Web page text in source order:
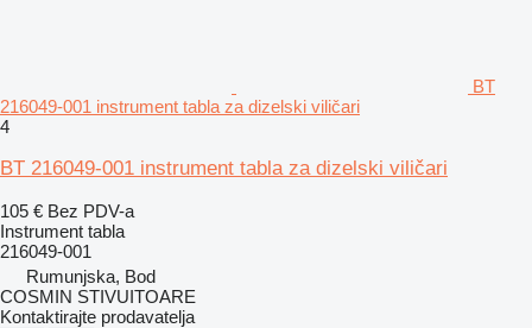
BT
216049-001 instrument tabla za dizelski viličari
4
BT 216049-001 instrument tabla za dizelski viličari
105 € Bez PDV-a
Instrument tabla
216049-001
Rumunjska, Bod
COSMIN STIVUITOARE
Kontaktirajte prodavatelja